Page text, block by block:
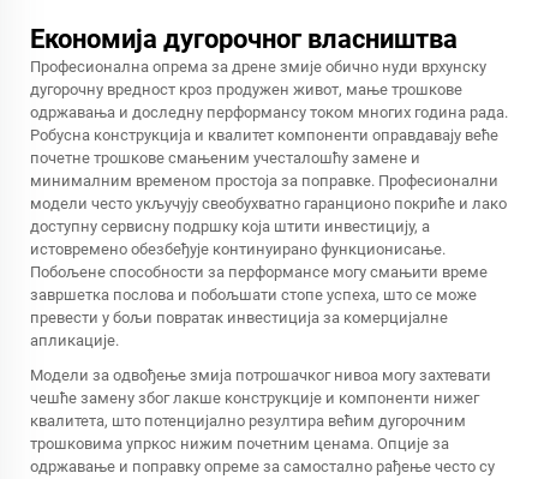
Економија дугорочног власништва
Професионална опрема за дрене змије обично нуди врхунску
дугорочну вредност кроз продужен живот, мање трошкове
одржавања и доследну перформансу током многих година рада.
Робусна конструкција и квалитет компоненти оправдавају веће
почетне трошкове смањеним учесталошћу замене и
минималним временом простоја за поправке. Професионални
модели често укључују свеобухватно гаранционо покриће и лако
доступну сервисну подршку која штити инвестицију, а
истовремено обезбеђује континуирано функционисање.
Побољене способности за перформансе могу смањити време
завршетка послова и побољшати стопе успеха, што се може
превести у бољи повратак инвестиција за комерцијалне
апликације.
Модели за одвођење змија потрошачког нивоа могу захтевати
чешће замену због лакше конструкције и компоненти нижег
квалитета, што потенцијално резултира већим дугорочним
трошковима упркос нижим почетним ценама. Опције за
одржавање и поправку опреме за самостално рађење често су